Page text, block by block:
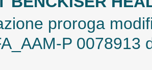
proroga
P 0078913